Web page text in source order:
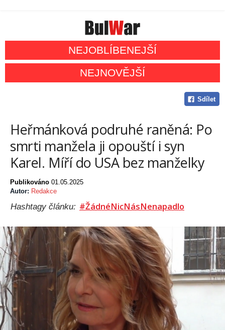
NEJOBLÍBENEJŠÍ
NEJNOVĚJŠÍ
Sdílet
Heřmánková podruhé raněná: Po
smrti manžela ji opouští i syn
Karel. Míří do USA bez manželky
Publikováno 01.05.2025
Autor: Redakce
Hashtagy článku: #ŽádnéNicNásNenapadlo